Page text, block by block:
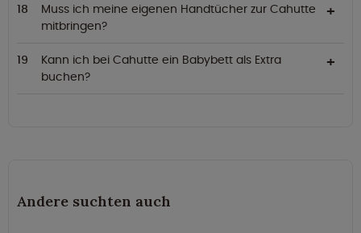
Muss ich meine eigenen Handtücher zur Cahutte
mitbringen?
Kann ich bei Cahutte ein Babybett als Extra
buchen?
Andere suchten auch